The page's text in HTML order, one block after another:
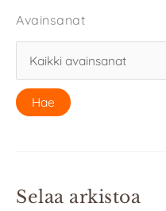
Avainsanat
Selaa arkistoa